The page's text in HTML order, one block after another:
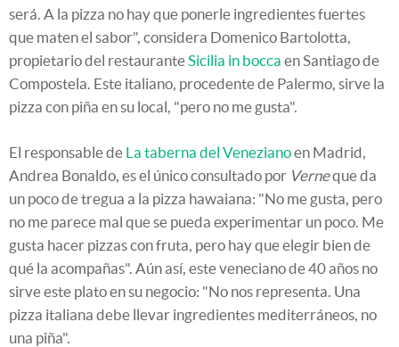
será. A la pizza no hay que ponerle ingredientes fuertes
que maten el sabor", considera Domenico Bartolotta,
propietario del restaurante Sicilia in bocca en Santiago de
Compostela. Este italiano, procedente de Palermo, sirve la
pizza con piña en su local, "pero no me gusta".
El responsable de La taberna del Venezianoen Madrid,
Andrea Bonaldo, es el único consultado por Verneque da
un poco de tregua a la pizza hawaiana: "No me gusta, pero
no me parece mal que se pueda experimentar un poco. Me
gusta hacer pizzas con fruta, pero hay que elegir bien de
qué la acompañas". Aún así, este veneciano de 40 años no
sirve este plato en su negocio: "No nos representa. Una
pizza italiana debe llevar ingredientes mediterráneos, no
una piña".